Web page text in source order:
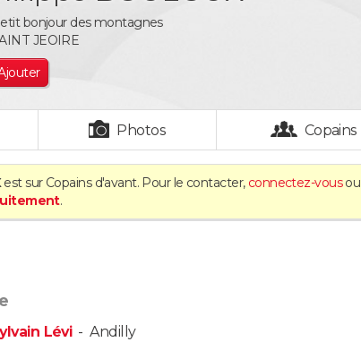
bonjour des montagnes
JEOIRE
Photos Copains
est sur Copains d'avant. Pour le contacter, connectez-vousou
.
Lévi- Andilly